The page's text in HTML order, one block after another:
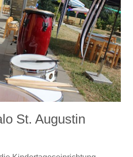
St. Augustin